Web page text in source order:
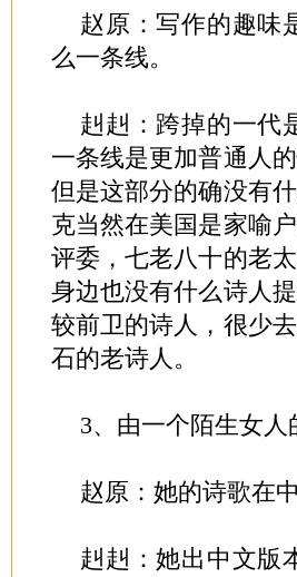
赵原：写作的趣味
么一条线。
赳赳：跨掉的一代
一条线是更加普通人
但是这部分的确没有
克当然在美国是家喻
评委，七老八十的老
身边也没有什么诗人
较前卫的诗人，很少
石的老诗人。
3、由一个陌生女
赵原：她的诗歌在
赳赳：她出中文版